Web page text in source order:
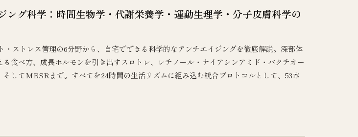
ング科学：時間生物学・代謝栄養学・運動生理学・分子皮膚科学の
ストレス管理の6分野から、自宅でできる科学的なアンチエイジングを徹底解説。深部体
食べ方、成長ホルモンを引き出すスロトレ、レチノール・ナイアシンアミド・バクチオー
してMBSRまで。すべてを24時間の生活リズムに組み込む統合プロトコルとして、53本